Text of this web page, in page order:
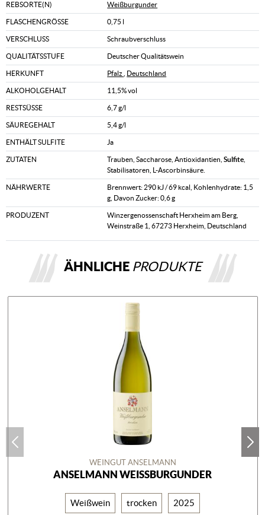
REBSORTE(N) Weißburgunder
FLASCHENGRÖSSE 0,75 l
VERSCHLUSS Schraubverschluss
QUALITÄTSSTUFE Deutscher Qualitätswein
HERKUNFT Pfalz Deutschland
ALKOHOLGEHALT 11,5% vol
RESTSÜSSE 6,7 g/l
SÄUREGEHALT 5,4 g/l
ENTHÄLT SULFITE Ja
ZUTATEN Trauben, Saccharose, Antioxidantien,Sulfite
Stabilisatoren, L-Ascorbinsäure.
NÄHRWERTE
Brennwert: 290 kJ / 69 kcal, Kohlenhydrate: 1,5
g, Davon Zucker: 0,6 g
PRODUZENT
Winzergenossenschaft Herxheim am Berg,
Weinstraße 1, 67273 Herxheim, Deutschland
ÄHNLICHE PRODUKTE
WEINGUT ANSELMANN
ANSELMANN WEISSBURGUNDER
Weißwein trocken 2025